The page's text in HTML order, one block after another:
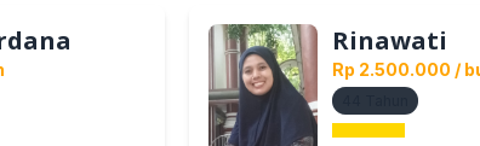
Rinawati
Rp 2.500.000 /